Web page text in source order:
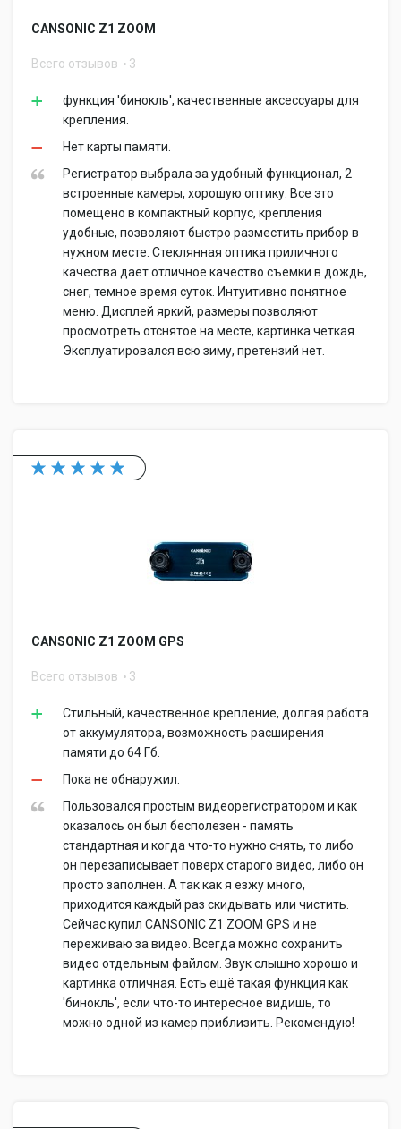
CANSONIC Z1 ZOOM
Всего отзывов 3
функция 'бинокль', качественные аксессуары для
крепления.
Нет карты памяти.
Регистратор выбрала за удобный функционал, 2
встроенные камеры, хорошую оптику. Все это
помещено в компактный корпус, крепления
удобные, позволяют быстро разместить прибор в
нужном месте. Стеклянная оптика приличного
качества дает отличное качество съемки в дождь,
снег, темное время суток. Интуитивно понятное
меню. Дисплей яркий, размеры позволяют
просмотреть отснятое на месте, картинка четкая.
Эксплуатировался всю зиму, претензий нет.
CANSONIC Z1 ZOOM GPS
Всего отзывов 3
Стильный, качественное крепление, долгая работа
от аккумулятора, возможность расширения
памяти до 64 Гб.
Пока не обнаружил.
Пользовался простым видеорегистратором и как
оказалось он был бесполезен - память
стандартная и когда что-то нужно снять, то либо
он перезаписывает поверх старого видео, либо он
просто заполнен. А так как я езжу много,
приходится каждый раз скидывать или чистить.
Сейчас купил CANSONIC Z1 ZOOM GPS и не
переживаю за видео. Всегда можно сохранить
видео отдельным файлом. Звук слышно хорошо и
картинка отличная. Есть ещё такая функция как
'бинокль', если что-то интересное видишь, то
можно одной из камер приблизить. Рекомендую!